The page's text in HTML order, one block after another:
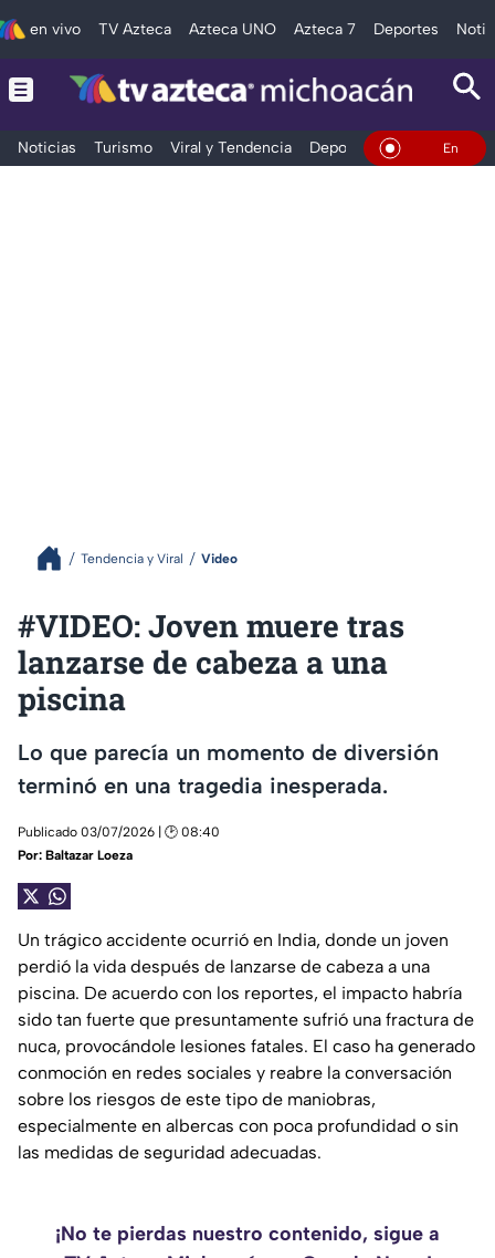
en vivo TV Azteca Azteca UNO Azteca 7 Deportes
Noticias Turismo Viral y Tendencia Deportes Espectáculos
En Vivo
Tendencia y Viral Video
#VIDEO: Joven muere tras
lanzarse de cabeza a una
piscina
Lo que parecía un momento de diversión
terminó en una tragedia inesperada.
Publicado 03/07/2026 | 🕑 08:40
Por: Baltazar Loeza
Un trágico accidente ocurrió en India, donde un joven
perdió la vida después de lanzarse de cabeza a una
piscina. De acuerdo con los reportes, el impacto habría
sido tan fuerte que presuntamente sufrió una fractura de
nuca, provocándole lesiones fatales. El caso ha generado
conmoción en redes sociales y reabre la conversación
sobre los riesgos de este tipo de maniobras,
especialmente en albercas con poca profundidad o sin
las medidas de seguridad adecuadas.
¡No te pierdas nuestro contenido, sigue a